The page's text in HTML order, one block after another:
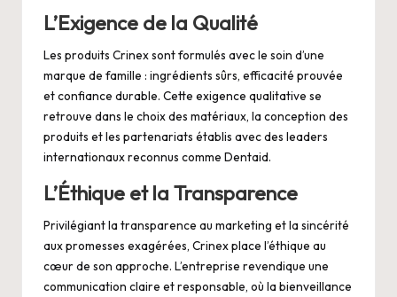
L’Exigence de la Qualité
Les produits Crinex sont formulés avec le soin d’une
marque de famille : ingrédients sûrs, efficacité prouvée
et confiance durable. Cette exigence qualitative se
retrouve dans le choix des matériaux, la conception des
produits et les partenariats établis avec des leaders
internationaux reconnus comme Dentaid.
L’Éthique et la Transparence
Privilégiant la transparence au marketing et la sincérité
aux promesses exagérées, Crinex place l’éthique au
cœur de son approche. L’entreprise revendique une
communication claire et responsable, où la bienveillance